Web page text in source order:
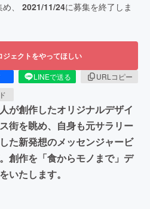
、 2021/11/24に募集を終了しま
ジェクトをやってほしい
LINEで送る
URLコピー
が創作したオリジナルデザイ
街を眺め、自身も元サラリー
た新発想のメッセンジャービ
創作を「食からモノまで」デ
いたします。